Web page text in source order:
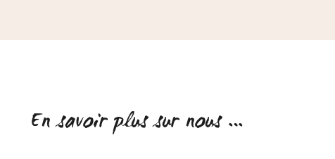
En savoir plus sur nous …